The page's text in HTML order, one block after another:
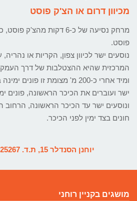
מכיוון דרום או הצ'ק פוסט
פוסט.
נוסעים ישר לכיוון צפון, הקריות או
המרכזית שהיא ההצטלבות של דרך
ומיד אחרי כ-200 מ' מצומת זו
ישר ועוברים את הכיכר הראשונה, פונים
ונוסעים ישר עד הכיכר הראשונה, הרחוב
חונים בצד ימין לפני הכיכר.
יוחנן הסנדלר 15, ת.ד. 25267, חיפה 31251
מושגים בקניין רוחני